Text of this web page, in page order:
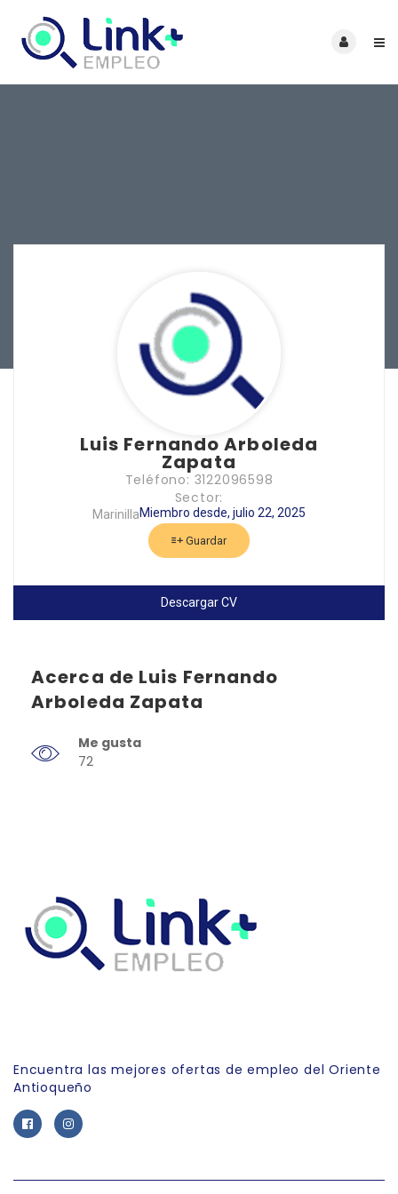
Luis Fernando Arboleda
Zapata
Teléfono: 3122096598
Sector:
MarinillaMiembro desde, julio 22, 2025
Guardar
Descargar CV
Acerca de Luis Fernando
Arboleda Zapata
Me gusta
72
Encuentra las mejores ofertas de empleo del Oriente
Antioqueño